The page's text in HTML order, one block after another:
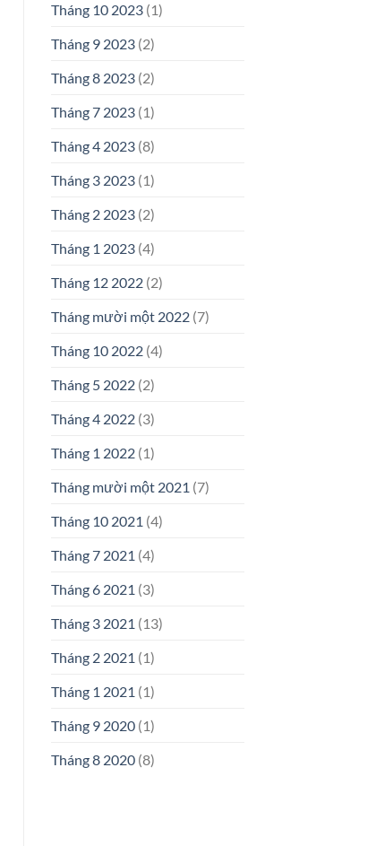
Tháng 10 2023(1)
Tháng 9 2023(2)
Tháng 8 2023(2)
Tháng 7 2023(1)
Tháng 4 2023(8)
Tháng 3 2023(1)
Tháng 2 2023(2)
Tháng 1 2023(4)
Tháng 12 2022(2)
Tháng mười một 2022(7)
Tháng 10 2022(4)
Tháng 5 2022(2)
Tháng 4 2022(3)
Tháng 1 2022(1)
Tháng mười một 2021 (7)
Tháng 10 2021 (4)
Tháng 7 2021 (4)
Tháng 6 2021 (3)
Tháng 3 2021 (13)
Tháng 2 2021 (1)
Tháng 1 2021 (1)
Tháng 9 2020(1)
Tháng 8 2020(8)